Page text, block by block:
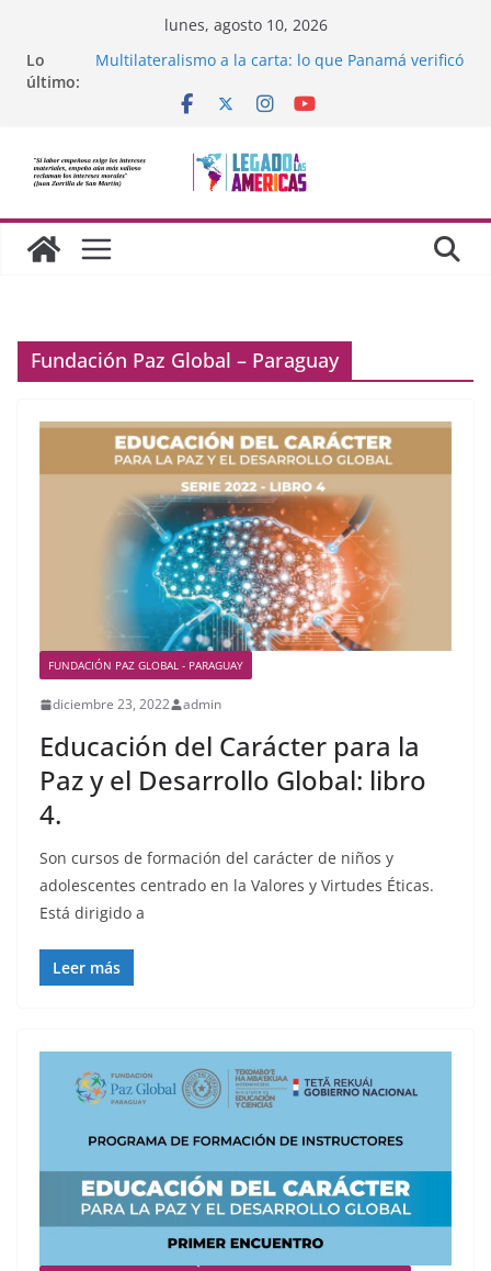
contenido
lunes, agosto 10, 2026
Lo
último:
Multilateralismo a la carta: lo que Panamá verificó
Compromiso de Legado a las Américas con la
Los avances de México frente al crimen
organizado y la cooperación soberana con
Estados Unidos
Adam Smith y la moral cristiana
¿Dos economías o dos dimensiones humanas?
Fundación Paz Global – Paraguay
FUNDACIÓN PAZ GLOBAL - PARAGUAY
diciembre 23, 2022 admin
Educación del Carácter para la
Paz y el Desarrollo Global: libro
4.
Son cursos de formación del carácter de niños y
adolescentes centrado en la Valores y Virtudes Éticas.
Está dirigido a
Leer más